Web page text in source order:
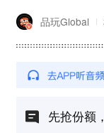
品玩Global
先抢份额